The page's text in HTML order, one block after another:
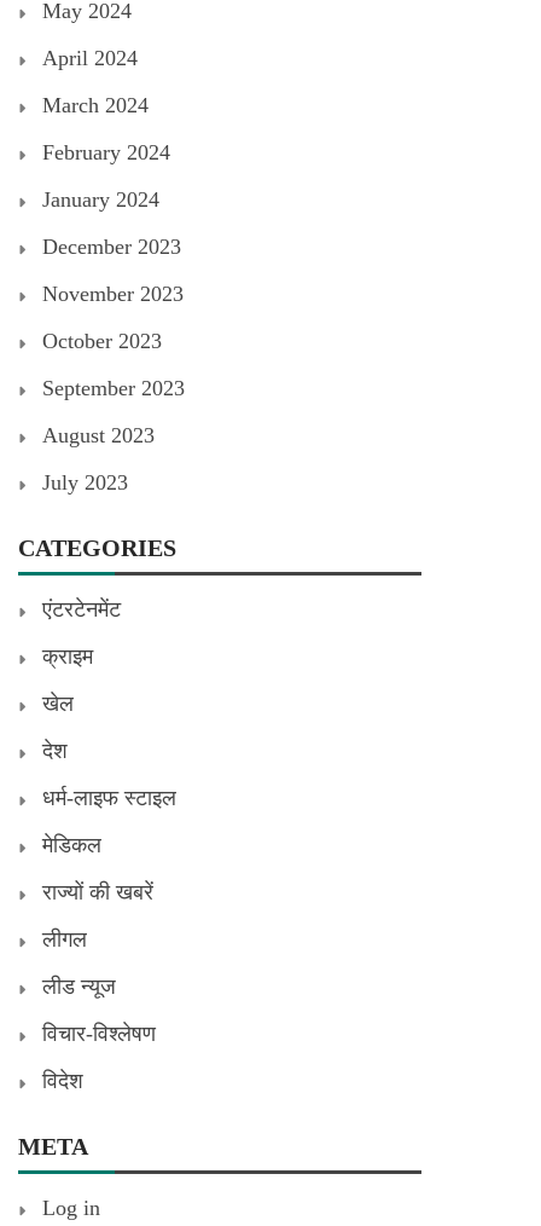
May 2024
April 2024
March 2024
February 2024
January 2024
December 2023
November 2023
October 2023
September 2023
August 2023
July 2023
CATEGORIES
एंटरटेनमेंट
क्राइम
खेल
देश
धर्म-लाइफ स्टाइल
मेडिकल
राज्यों की खबरें
लीगल
लीड न्यूज
विचार-विश्लेषण
विदेश
META
Log in